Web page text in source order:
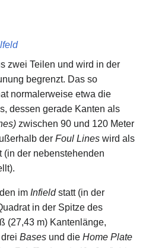
zwei Teilen und wird in der
begrenzt. Das so
normalerweise etwa die
dessen gerade Kanten als
zwischen 90 und 120 Meter
der Foul Lines wird als
der nebenstehenden
im Infieldstatt (in der
in der Spitze des
(27,43 m) Kantenlänge,
Bases und die Home Plate